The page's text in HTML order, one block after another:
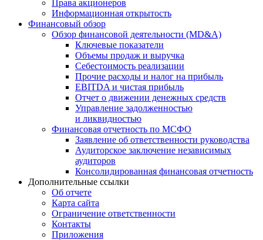
Права акционеров
Информационная открытость
Финансовый обзор
Обзор финансовой деятельности (MD&A)
Ключевые показатели
Объемы продаж и выручка
Себестоимость реализации
Прочие расходы и налог на прибыль
EBITDA и чистая прибыль
Отчет о движении денежных средств
Управление задолженностью
и ликвидностью
Финансовая отчетность по МСФО
Заявление об ответственности руководства
Аудиторское заключение независимых
аудиторов
Консолидированная финансовая отчетность
Дополнительные ссылки
Об отчете
Карта сайта
Ограничение ответственности
Контакты
Приложения